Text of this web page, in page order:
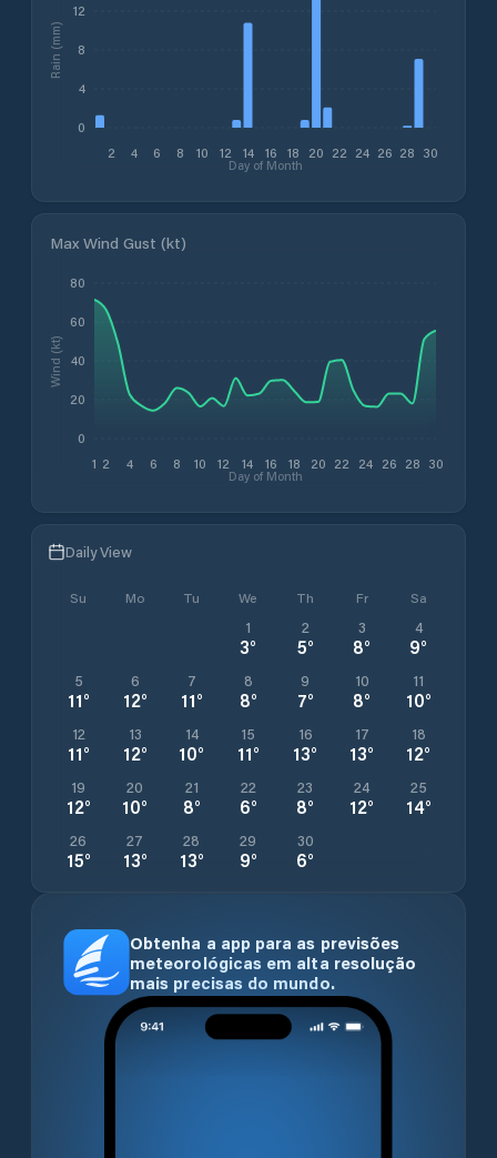
2 4 6 8 10 12 14 16 18 20 22 24 26 28 30
Day of Month
0
4
8
12
Rain (mm)
Max Wind Gust (kt)
1 2 4 6 8 10 12 14 16 18 20 22 24 26 28 30
Day of Month
0
20
40
60
80
Wind (kt)
Daily View
Su Mo Tu We Th Fr Sa
1
3°
2
5°
3
8°
4
9°
5
11°
6
12°
7
11°
8
8°
9
7°
10
8°
11
10°
12
11°
13
12°
14
10°
15
11°
16
13°
17
13°
18
12°
19
12°
20
10°
21
8°
22
6°
23
8°
24
12°
25
14°
26
15°
27
13°
28
13°
29
9°
30
6°
Obtenha a app para as previsões
meteorológicas em alta resolução
mais precisas do mundo.